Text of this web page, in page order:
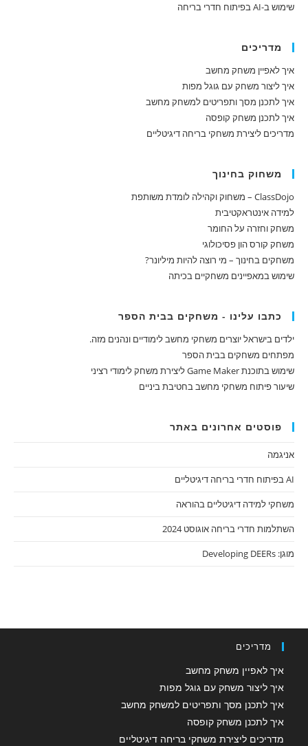
שימוש ב-AI בפיתוח חדרי בריחה
מדריכים
איך לאפיין משחק מחשב
איך ליצור משחק עם גוגל מפות
איך לתכנן מסך ותפריטים למשחק מחשב
איך לתכנן משחק קופסה
מדריכים ליצירת משחקי בריחה דיגיטליים
משחוק בחינוך
ClassDojo – משחוק וקהילה לומדת משותפת
למידה אינטראקטיבית
משחק וחזרה על החומר
משחק קורס הון פסיכולוגי
משחקים בחינוך – מי רוצה להיות מיליונר?
שימוש במאפיינים משחקיים בכיתה
כתבו עלינו - משחקים בבית הספר
ילדים בישראל יוצרים משחקי מחשב לימודיים ונהנים מזה.
מפתחים משחקים בבית הספר
שימוש בתוכנת Game Maker ליצירת משחק לימודי רציני
שיעור פיתוח משחקי מחשב בחטיבת ביניים
פוסטים אחרונים באתר
אניגמה
AI בפיתוח חדרי בריחה דיגיטליים
משחקי למידה דיגיטליים בהוראה
השתלמות חדרי בריחה אוגוסט 2024
מוגן: Developing DEERs
מדריכים
איך לאפיין משחק מחשב
איך ליצור משחק עם גוגל מפות
איך לתכנן מסך ותפריטים למשחק מחשב
איך לתכנן משחק קופסה
מדריכים ליצירת משחקי בריחה דיגיטליים